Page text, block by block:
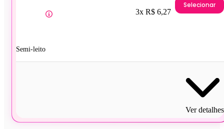
Semi-leito
3x R$ 6,27
Selecionar
Ver detalhes